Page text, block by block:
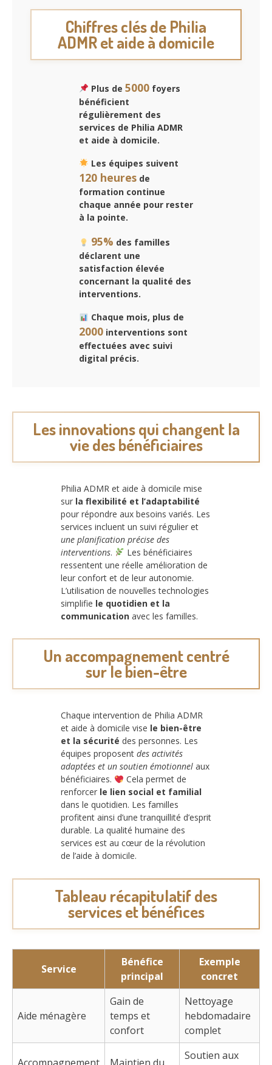
Chiffres clés de Philia
ADMR et aide à domicile
Plus de 5000foyers
bénéficient
régulièrement des
services de Philia ADMR
et aide à domicile.
Les équipes suivent
120 heures de
formation continue
chaque année pour rester
à la pointe.
95% des familles
déclarent une
satisfaction élevée
concernant la qualité des
interventions.
Chaque mois, plus de
2000 interventions sont
effectuées avec suivi
digital précis.
Les innovations qui changent la
vie des bénéficiaires
Philia ADMR et aide à domicile mise
sur la flexibilité et l’adaptabilité
pour répondre aux besoins variés. Les
services incluent un suivi régulier et
une planification précise des
interventions.
Les bénéficiaires
ressentent une réelle amélioration de
leur confort et de leur autonomie.
L’utilisation de nouvelles technologies
simplifie le quotidien et la
communication avec les familles.
Un accompagnement centré
sur le bien-être
Chaque intervention de Philia ADMR
et aide à domicile vise le bien-être
et la sécurité des personnes. Les
équipes proposent des activités
adaptées et un soutien émotionnel aux
bénéficiaires.
Cela permet de
renforcer le lien social et familial
dans le quotidien. Les familles
profitent ainsi d’une tranquillité d’esprit
durable. La qualité humaine des
services est au cœur de la révolution
de l’aide à domicile.
Tableau récapitulatif des
services et bénéfices
Service
Bénéfice
principal
Exemple
concret
Aide ménagère
Gain de
temps et
confort
Nettoyage
hebdomadaire
complet
Soutien aux